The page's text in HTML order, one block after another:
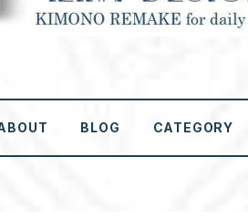
BLOG CATEGORY